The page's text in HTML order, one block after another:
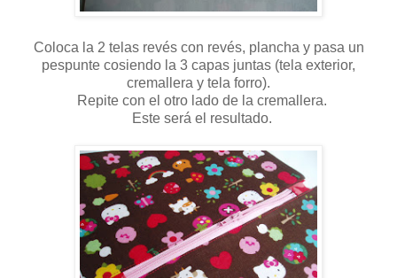
Coloca la 2 telas revés con revés, plancha y pasa un
pespunte cosiendo la 3 capas juntas (tela exterior,
cremallera y tela forro).
Repite con el otro lado de la cremallera.
Este será el resultado.